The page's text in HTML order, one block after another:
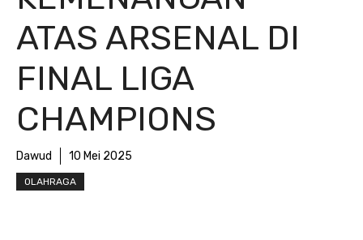
ATAS ARSENAL DI
FINAL LIGA
CHAMPIONS
Dawud 10 Mei 2025
OLAHRAGA